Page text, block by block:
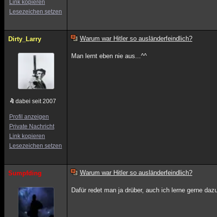
Link kopieren
Lesezeichen setzen
Dirty_Larry
dabei seit 2007
Profil anzeigen
Private Nachricht
Link kopieren
Lesezeichen setzen
Warum war Hitler so ausländerfeindlich?
Man lernt eben nie aus...^^
Sumpfding Warum war Hitler so ausländerfeindlich?
Dafür redet man ja drüber, auch ich lerne gerne